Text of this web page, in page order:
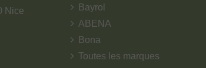
Nice
Bayrol
ABENA
Bona
Toutes les marques